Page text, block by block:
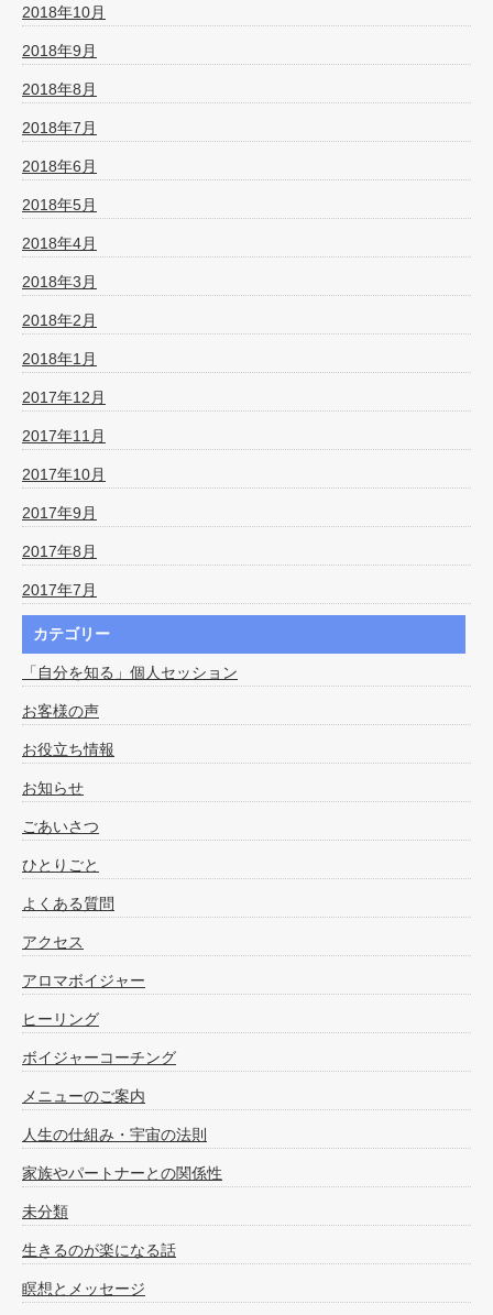
2018年10月
2018年9月
2018年8月
2018年7月
2018年6月
2018年5月
2018年4月
2018年3月
2018年2月
2018年1月
2017年12月
2017年11月
2017年10月
2017年9月
2017年8月
2017年7月
カテゴリー
「自分を知る」個人セッション
お客様の声
お役立ち情報
お知らせ
ごあいさつ
ひとりごと
よくある質問
アクセス
アロマボイジャー
ヒーリング
ボイジャーコーチング
メニューのご案内
人生の仕組み・宇宙の法則
家族やパートナーとの関係性
未分類
生きるのが楽になる話
瞑想とメッセージ